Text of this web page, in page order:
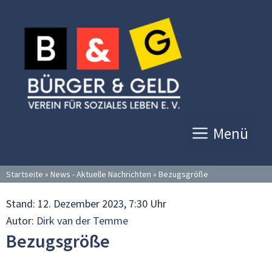
Inhalt
springen
Menü
Startseite » News - Aktuelle Nachrichten » Bezugsgröße
Stand: 12. Dezember 2023, 7:30 Uhr
Autor: Dirk van der Temme
Bezugsgröße